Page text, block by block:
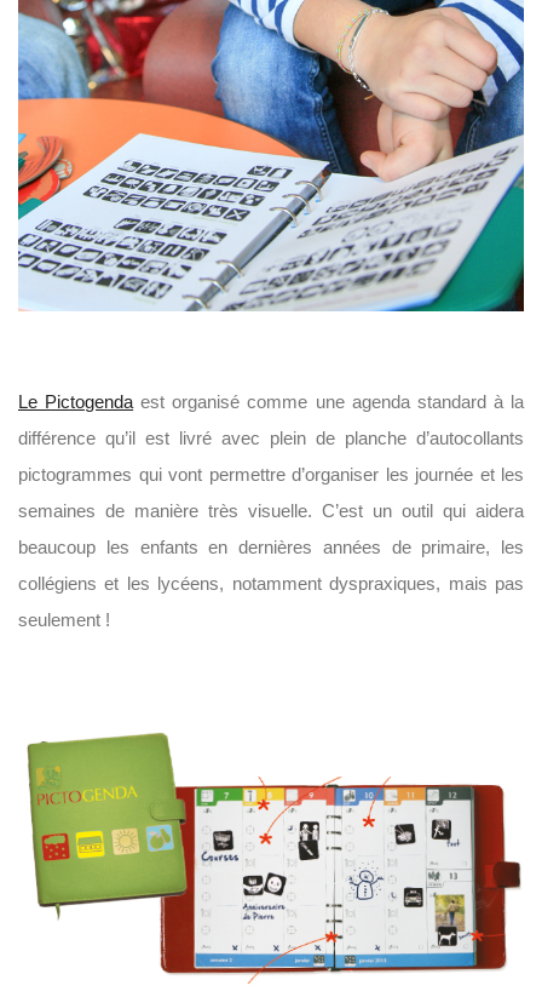
Le Pictogenda est organisé comme une agenda standard à la
différence qu’il est livré avec plein de planche d’autocollants
pictogrammes qui vont permettre d’organiser les journée et les
semaines de manière très visuelle. C’est un outil qui aidera
beaucoup les enfants en dernières années de primaire, les
collégiens et les lycéens, notamment dyspraxiques, mais pas
seulement !